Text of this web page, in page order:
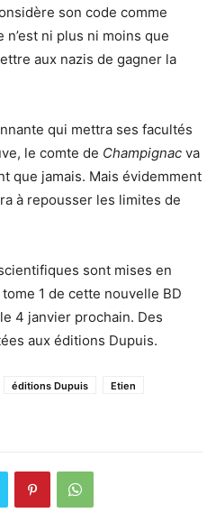
son code comme
ni plus ni moins que
aux nazis de gagner la
qui mettra ses facultés
le comte de Champignac va
que jamais. Mais évidemment
à repousser les limites de
sont mises en
1 de cette nouvelle BD
4 janvier prochain. Des
aux éditions Dupuis.
éditions Dupuis
Etien